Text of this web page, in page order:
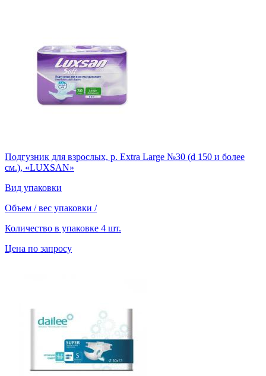
Подгузник для взрослых, р. Extra Large №30 (d 150 и более
см.), «LUXSAN»
Вид упаковки
Объем / вес упаковки /
Количество в упаковке 4 шт.
Цена по запросу